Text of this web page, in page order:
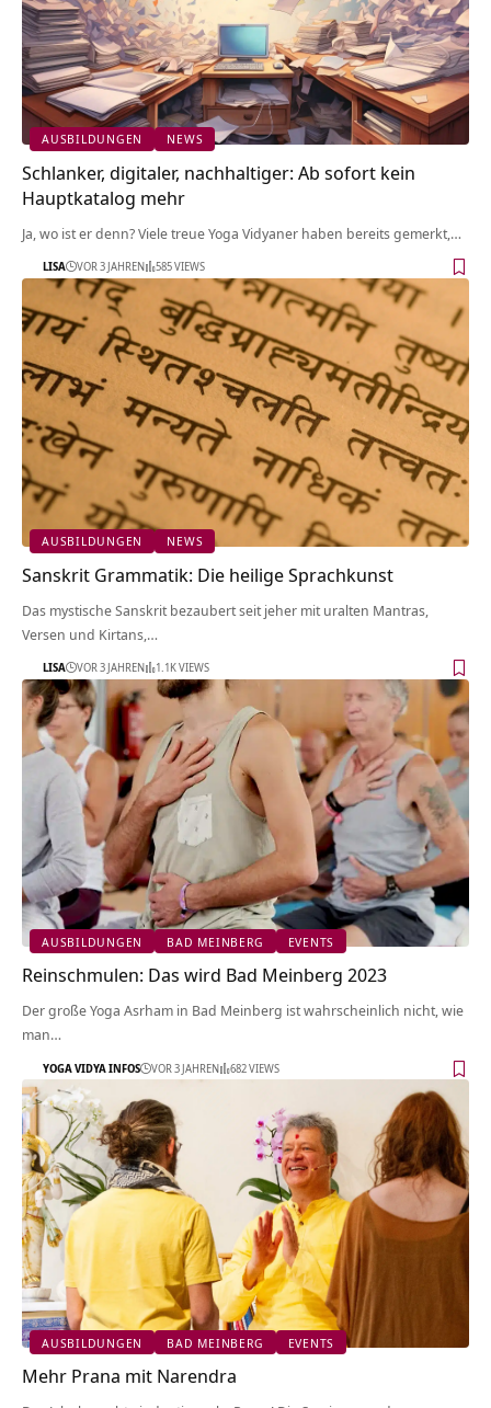
AUSBILDUNGEN NEWS
Schlanker, digitaler, nachhaltiger: Ab sofort kein
Hauptkatalog mehr
Ja, wo ist er denn? Viele treue Yoga Vidyaner haben bereits gemerkt,…
LISA VOR 3 JAHREN 585 VIEWS
AUSBILDUNGEN NEWS
Sanskrit Grammatik: Die heilige Sprachkunst
Das mystische Sanskrit bezaubert seit jeher mit uralten Mantras,
Versen und Kirtans,…
LISA VOR 3 JAHREN 1.1K VIEWS
AUSBILDUNGEN BAD MEINBERG EVENTS
Reinschmulen: Das wird Bad Meinberg 2023
Der große Yoga Asrham in Bad Meinberg ist wahrscheinlich nicht, wie
man…
YOGA VIDYA INFOS VOR 3 JAHREN 682 VIEWS
AUSBILDUNGEN BAD MEINBERG EVENTS
Mehr Prana mit Narendra